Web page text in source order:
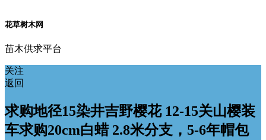
花草树木网
苗木供求平台
关注
返回
求购地径15染井吉野樱花 12-15关山樱装
车求购20cm白蜡 2.8米分支，5-6年帽包